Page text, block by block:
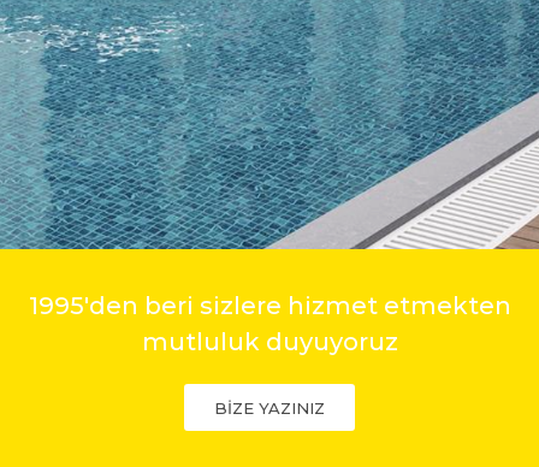
1995'den beri sizlere hizmet etmekten
mutluluk duyuyoruz
BİZE YAZINIZ